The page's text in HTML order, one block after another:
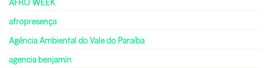
AFRO WEEK
afropresença
Agência Ambiental do Vale do Paraíba
agencia benjamin